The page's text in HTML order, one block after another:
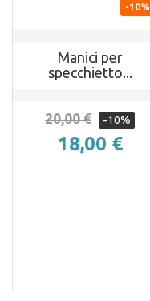
-10%
Manici per
specchietto...
20,00 € -10%
18,00 €